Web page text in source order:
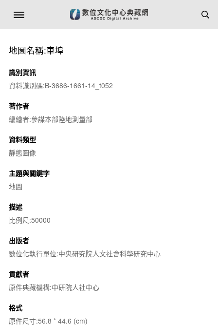
地圖名稱:車埠
識別資訊
資料識別碼:B-3686-1661-14_t052
著作者
編繪者:參謀本部陸地測量部
資料類型
靜態圖像
主題與關鍵字
地圖
描述
比例尺:50000
出版者
數位化執行單位:中央研究院人文社會科學研究中心
貢獻者
原件典藏機構:中研院人社中心
格式
原件尺寸:56.8 * 44.6 (cm)